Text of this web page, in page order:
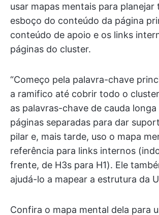
usar mapas mentais para planejar
esboço do conteúdo da página
conteúdo de apoio e os links
páginas do cluster.
“Começo pela palavra-chave
a ramifico até cobrir todo o
as palavras-chave de cauda longa
páginas separadas para dar
pilar e, mais tarde, uso o mapa
referência para links internos
frente, de H3s para H1). Ele
ajudá-lo a mapear a estrutura da
Confira o mapa mental dela para